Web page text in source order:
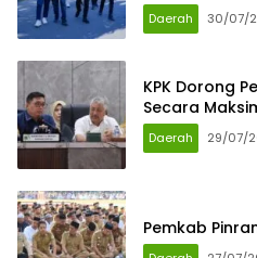
Daerah 30/07/
KPK Dorong
Secara
Daerah 29/07/
Pemkab